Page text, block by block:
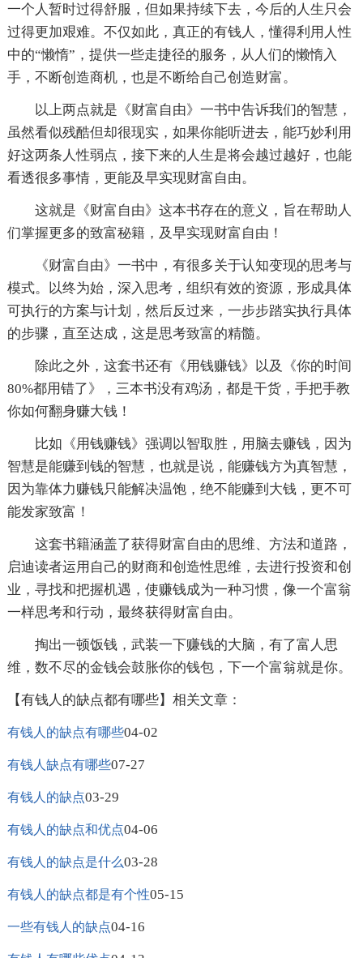
一个人暂时过得舒服，但如果持续下去，今后的人生只会
过得更加艰难。不仅如此，真正的有钱人，懂得利用人性
中的“懒惰”，提供一些走捷径的服务，从人们的懒惰入
手，不断创造商机，也是不断给自己创造财富。
以上两点就是《财富自由》一书中告诉我们的智慧，
虽然看似残酷但却很现实，如果你能听进去，能巧妙利用
好这两条人性弱点，接下来的人生是将会越过越好，也能
看透很多事情，更能及早实现财富自由。
这就是《财富自由》这本书存在的意义，旨在帮助人
们掌握更多的致富秘籍，及早实现财富自由！
《财富自由》一书中，有很多关于认知变现的思考与
模式。以终为始，深入思考，组织有效的资源，形成具体
可执行的方案与计划，然后反过来，一步步踏实执行具体
的步骤，直至达成，这是思考致富的精髓。
除此之外，这套书还有《用钱赚钱》以及《你的时间
80%都用错了》，三本书没有鸡汤，都是干货，手把手教
你如何翻身赚大钱！
比如《用钱赚钱》强调以智取胜，用脑去赚钱，因为
智慧是能赚到钱的智慧，也就是说，能赚钱方为真智慧，
因为靠体力赚钱只能解决温饱，绝不能赚到大钱，更不可
能发家致富！
这套书籍涵盖了获得财富自由的思维、方法和道路，
启迪读者运用自己的财商和创造性思维，去进行投资和创
业，寻找和把握机遇，使赚钱成为一种习惯，像一个富翁
一样思考和行动，最终获得财富自由。
掏出一顿饭钱，武装一下赚钱的大脑，有了富人思
维，数不尽的金钱会鼓胀你的钱包，下一个富翁就是你。
【有钱人的缺点都有哪些】相关文章：
有钱人的缺点有哪些04-02
有钱人缺点有哪些07-27
有钱人的缺点03-29
有钱人的缺点和优点04-06
有钱人的缺点是什么03-28
有钱人的缺点都是有个性05-15
一些有钱人的缺点04-16